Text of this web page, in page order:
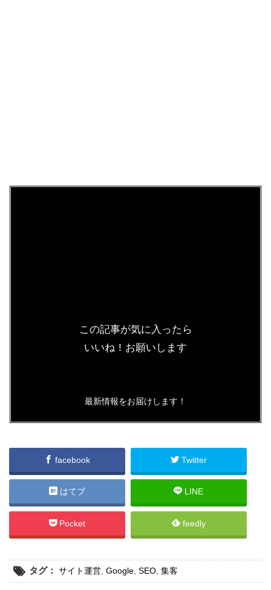
この記事が気に入ったら
いいね！お願いします
最新情報をお届けします！
facebook Twitter
はてブ LINE
Pocket feedly
タグ： サイト運営, Google, SEO, 集客